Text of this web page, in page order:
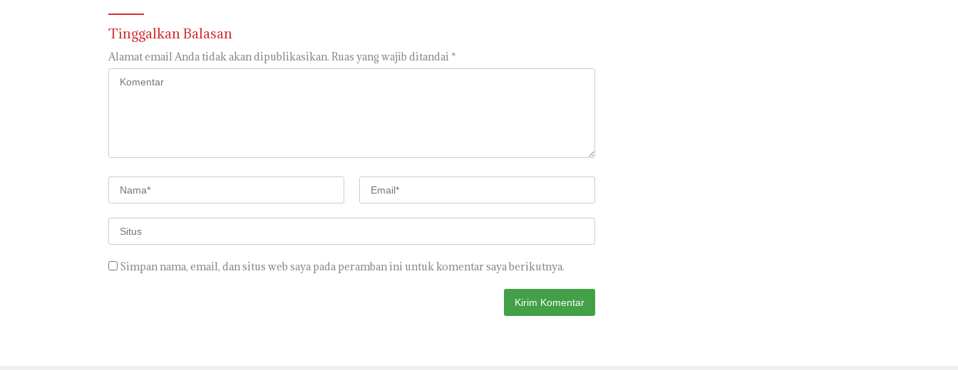
Tinggalkan Balasan
Alamat email Anda tidak akan dipublikasikan. Ruas yang wajib ditandai *
Simpan nama, email, dan situs web saya pada peramban ini untuk komentar saya berikutnya.